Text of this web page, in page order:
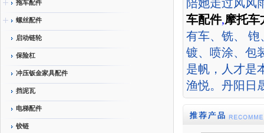
拖车配件
螺丝配件
启动链轮
保险杠
冲压钣金家具配件
挡泥瓦
电梯配件
铰链
陪她走过风风
车配件,摩托车
有车、铣、 铇
镀、喷涂、包
是帆，人才是
渔悦。丹阳日